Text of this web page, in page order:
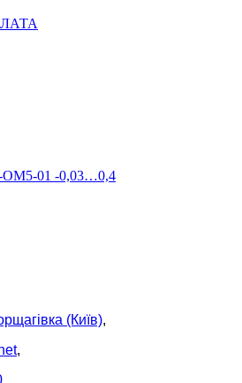
ОМ5-01 -0,03…0,4
(Київ),
,